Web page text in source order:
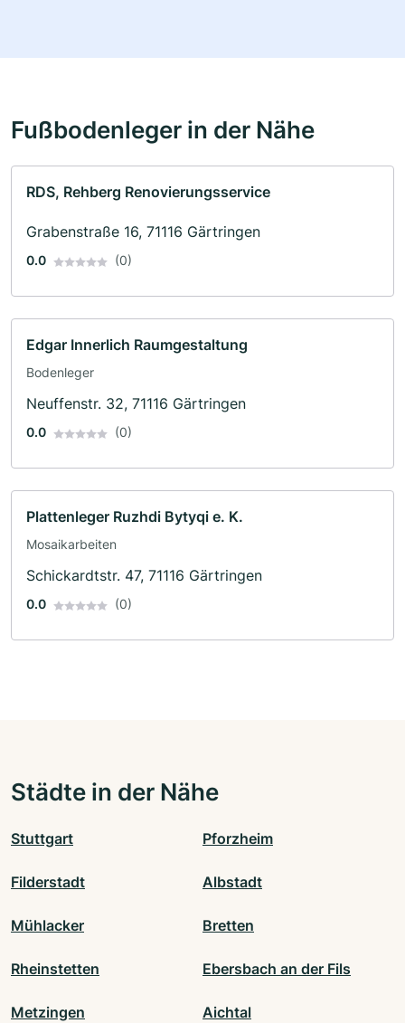
Fußbodenleger in der Nähe
RDS, Rehberg Renovierungsservice
Grabenstraße 16, 71116 Gärtringen
0.0 (0)
Edgar Innerlich Raumgestaltung
Bodenleger
Neuffenstr. 32, 71116 Gärtringen
0.0 (0)
Plattenleger Ruzhdi Bytyqi e. K.
Mosaikarbeiten
Schickardtstr. 47, 71116 Gärtringen
0.0 (0)
Städte in der Nähe
Stuttgart Pforzheim
Filderstadt Albstadt
Mühlacker Bretten
Rheinstetten Ebersbach an der Fils
Metzingen Aichtal